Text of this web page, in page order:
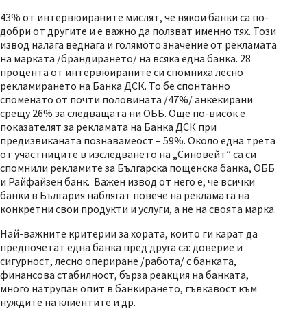
43% от интервюираните мислят, че някои банки са по-
добри от другите и е важно да ползват именно тях. Този
извод налага веднага и голямото значение от рекламата
на марката /брандирането/ на всяка една банка. 28
процента от интервюираните си спомниха лесно
рекламирането на Банка ДСК. То бе спонтанно
споменато от почти половината /47%/ анкекирани
срещу 26% за следващата ни ОББ. Още по-висок е
показателят за рекламата на Банка ДСК при
предизвиканата познавамеост – 59%. Около една трета
от участниците в изследването на „Синовейт” са си
спомнили рекламите за Българска пощенска банка, ОББ
и Райфайзен банк. Важен извод от него е, че всички
банки в България наблягат повече на рекламата на
конкретни свои продукти и услуги, а не на своята марка.
Най-важните критерии за хората, които ги карат да
предпочетат една банка пред друга са: доверие и
сигурност, лесно опериране /работа/ с банката,
финансова стабилност, бърза реакция на банката,
много натрупан опит в банкирането, гъвкавост към
нуждите на клиентите и др.